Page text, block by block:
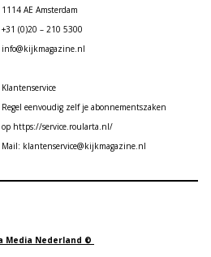
1114 AE Amsterdam
+31 (0)20 – 210 5300
info@kijkmagazine.nl
Klantenservice
Regel eenvoudig zelf je abonnementszaken
op https://service.roularta.nl/
Mail: klantenservice@kijkmagazine.nl
Media Nederland ©